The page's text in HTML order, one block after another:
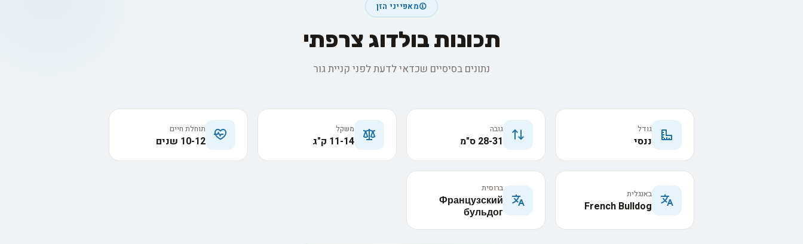
מאפייני הזן
תכונות בולדוג צרפתי
נתונים בסיסיים שכדאי לדעת לפני קניית גור
גודל
ננסי
גובה
28-31 ס"מ
משקל
11-14 ק"ג
תוחלת חיים
10-12 שנים
באנגלית
French Bulldog
ברוסית
Французский
бульдог